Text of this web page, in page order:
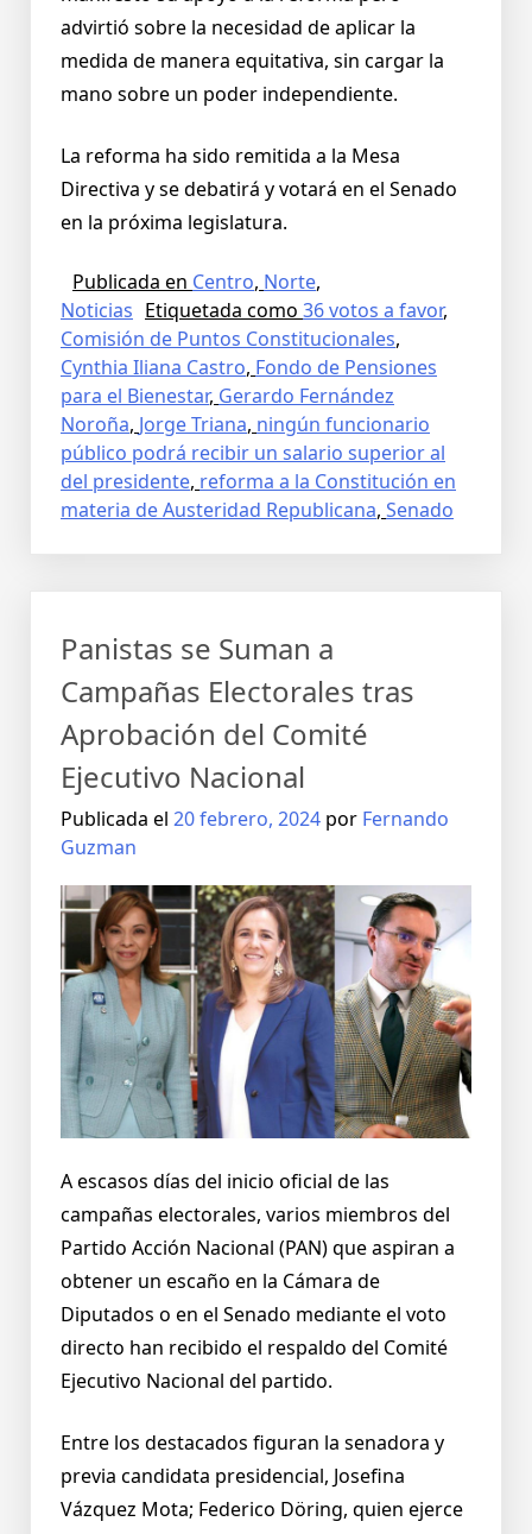
advirtió sobre la necesidad de aplicar la
medida de manera equitativa, sin cargar la
mano sobre un poder independiente.
La reforma ha sido remitida a la Mesa
Directiva y se debatirá y votará en el Senado
en la próxima legislatura.
Publicada en Centro, Norte,
Noticias Etiquetada como 36 votos a favor,
Comisión de Puntos Constitucionales,
Cynthia Iliana Castro, Fondo de Pensiones
para el Bienestar, Gerardo Fernández
Noroña, Jorge Triana, ningún funcionario
público podrá recibir un salario superior al
del presidente, reforma a la Constitución en
materia de Austeridad Republicana, Senado
Panistas se Suman a
Campañas Electorales tras
Aprobación del Comité
Ejecutivo Nacional
Publicada el 20 febrero, 2024 por Fernando
Guzman
A escasos días del inicio oficial de las
campañas electorales, varios miembros del
Partido Acción Nacional (PAN) que aspiran a
obtener un escaño en la Cámara de
Diputados o en el Senado mediante el voto
directo han recibido el respaldo del Comité
Ejecutivo Nacional del partido.
Entre los destacados figuran la senadora y
previa candidata presidencial, Josefina
Vázquez Mota; Federico Döring, quien ejerce